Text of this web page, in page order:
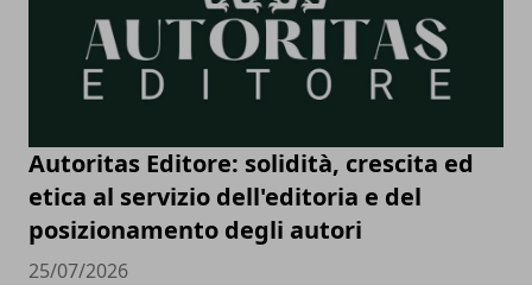
Autoritas Editore: solidità, crescita ed
etica al servizio dell'editoria e del
posizionamento degli autori
25/07/2026